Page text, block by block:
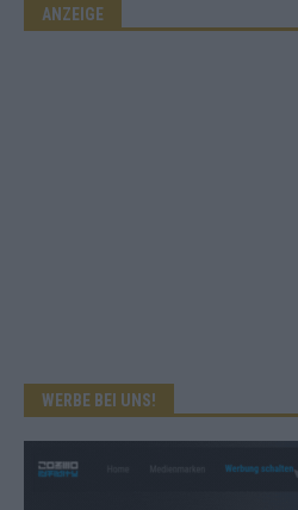
ANZEIGE
WERBE BEI UNS!